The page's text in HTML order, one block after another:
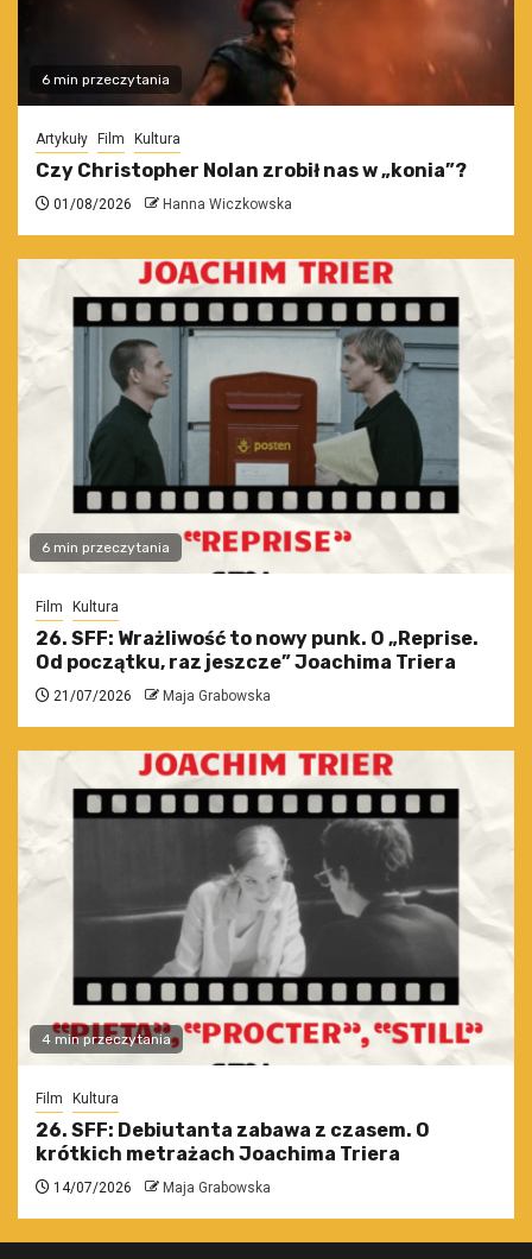
6 min przeczytania
Artykuły Film Kultura
Czy Christopher Nolan zrobił nas w „konia”?
01/08/2026 Hanna Wiczkowska
6 min przeczytania
Film Kultura
26. SFF: Wrażliwość to nowy punk. O „Reprise.
Od początku, raz jeszcze” Joachima Triera
21/07/2026 Maja Grabowska
4 min przeczytania
Film Kultura
26. SFF: Debiutanta zabawa z czasem. O
krótkich metrażach Joachima Triera
14/07/2026 Maja Grabowska